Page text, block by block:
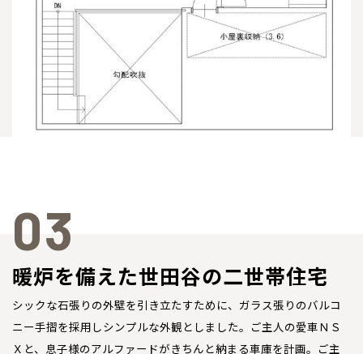
03
暖炉を備えた世田谷の二世帯住宅
シックな石張りの外壁を引き立たすために、ガラス張りのバルコ
ニー手摺を採用しシンプルな外観としました。ご主人の愛車ＮＳ
Ｘと、息子様のアルファードがきちんと納まる車庫を計画。ご主